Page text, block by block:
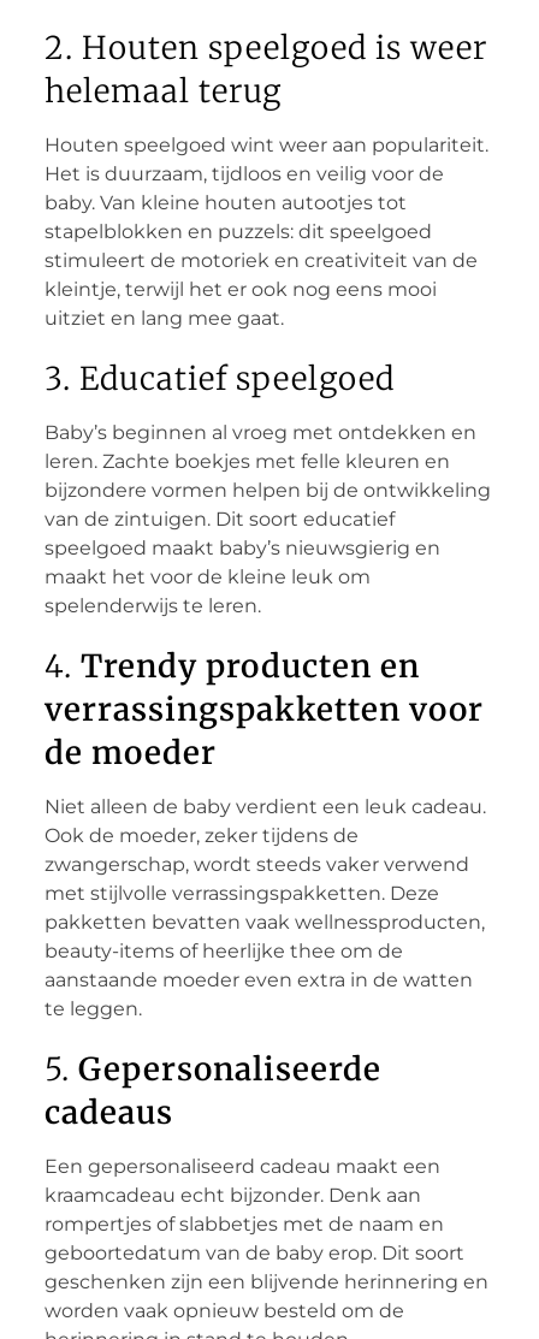
2. Houten speelgoed is weer
helemaal terug
Houten speelgoed wint weer aan populariteit.
Het is duurzaam, tijdloos en veilig voor de
baby. Van kleine houten autootjes tot
stapelblokken en puzzels: dit speelgoed
stimuleert de motoriek en creativiteit van de
kleintje, terwijl het er ook nog eens mooi
uitziet en lang mee gaat.
3. Educatief speelgoed
Baby’s beginnen al vroeg met ontdekken en
leren. Zachte boekjes met felle kleuren en
bijzondere vormen helpen bij de ontwikkeling
van de zintuigen. Dit soort educatief
speelgoed maakt baby’s nieuwsgierig en
maakt het voor de kleine leuk om
spelenderwijs te leren.
4. Trendy producten en
verrassingspakketten voor
de moeder
Niet alleen de baby verdient een leuk cadeau.
Ook de moeder, zeker tijdens de
zwangerschap, wordt steeds vaker verwend
met stijlvolle verrassingspakketten. Deze
pakketten bevatten vaak wellnessproducten,
beauty-items of heerlijke thee om de
aanstaande moeder even extra in de watten
te leggen.
5. Gepersonaliseerde
cadeaus
Een gepersonaliseerd cadeau maakt een
kraamcadeau echt bijzonder. Denk aan
rompertjes of slabbetjes met de naam en
geboortedatum van de baby erop. Dit soort
geschenken zijn een blijvende herinnering en
worden vaak opnieuw besteld om de